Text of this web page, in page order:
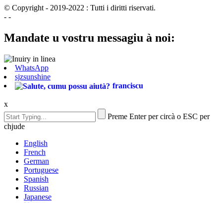
© Copyright - 2019-2022 : Tutti i diritti riservati.
- -
Mandate u vostru messagiu à noi:
WhatsApp
sjzsunshine
franciscu
x
Preme Enter per circà o ESC per
chjude
English
French
German
Portuguese
Spanish
Russian
Japanese